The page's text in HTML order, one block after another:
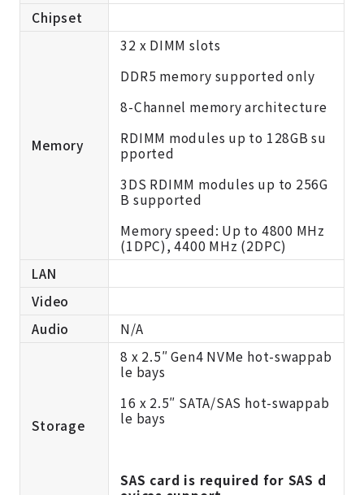
Chipset
Memory
32 x DIMM slots
DDR5 memory supported only
8-Channel memory architecture
RDIMM modules up to 128GB su
pported
3DS RDIMM modules up to 256G
B supported
Memory speed: Up to 4800 MHz
(1DPC), 4400 MHz (2DPC)
LAN
Video
Audio
N/A
Storage
8 x 2.5″ Gen4 NVMe hot-swappab
le bays
16 x 2.5″ SATA/SAS hot-swappab
le bays
SAS card is required for SAS d